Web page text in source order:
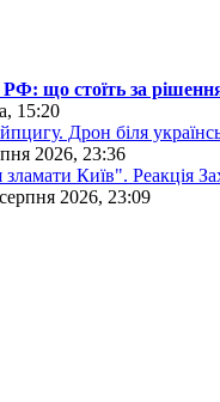
РФ: що стоїть за
15:20
Дрон біля
2026, 23:36
Київ". Реакція
2026, 23:09